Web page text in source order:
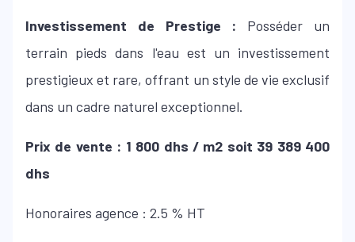
Investissement de Prestige : Posséder un
terrain pieds dans l'eau est un investissement
prestigieux et rare, offrant un style de vie exclusif
dans un cadre naturel exceptionnel.
Prix de vente : 1 800 dhs / m2 soit 39 389 400
dhs
Honoraires agence : 2.5 % HT